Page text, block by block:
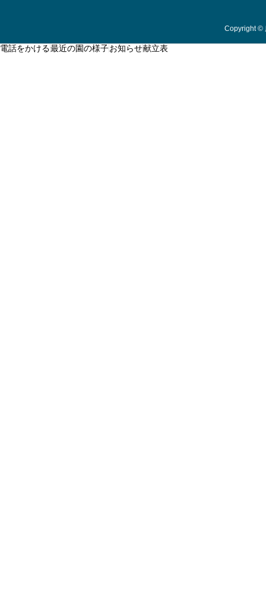
Copyright©
電話をかける最近の園の様子お知らせ献立表